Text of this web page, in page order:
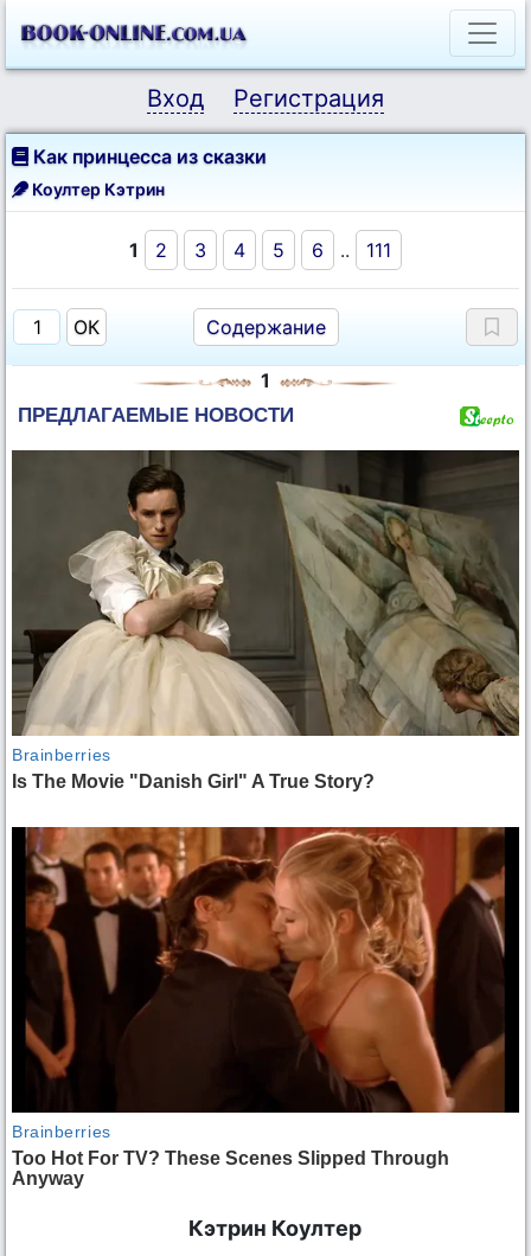
Вход Регистрация
Как принцесса из сказки
Коултер Кэтрин
1 2 3 4 5 6 .. 111
Содержание
1
Кэтрин Коултер